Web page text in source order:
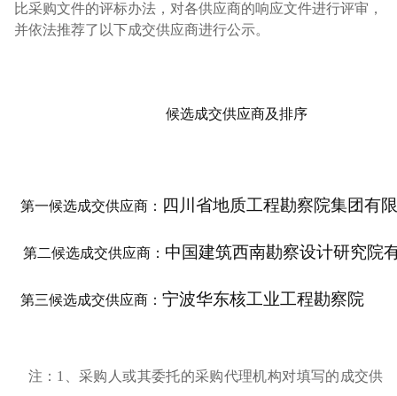
比采购文件的评标办法，对各供应商的响应文件进行评审，
并依法推荐了以下成交供应商进行公示。
候选成交供应商及排序
第一候选成交供应商： 四川省地质工程勘察院集团有
第二候选成交供应商： 中国建筑西南勘察设计研究院
第三候选成交供应商： 宁波华东核工业工程勘察院
注： 1
、采购人或其委托的采购代理机构对填写的成交供